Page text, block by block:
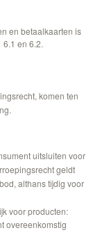
en betaalkaarten is
en 6.2.
komen ten
uitsluiten voor
geldt
althans tijdig voor
voor producten:
overeenkomstig